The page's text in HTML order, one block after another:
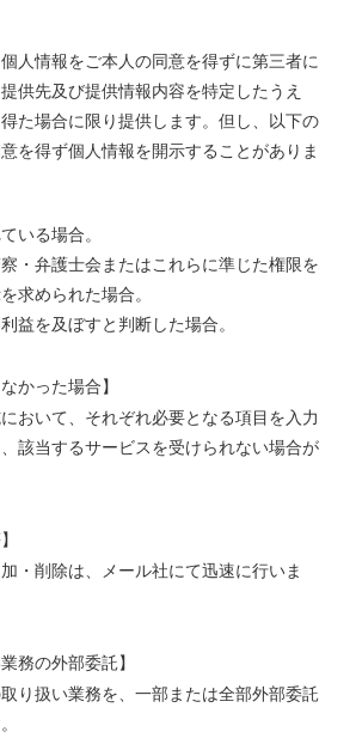
人情報をご本人の同意を得ずに第三者に
供先及び提供情報内容を特定したうえ
た場合に限り提供します。但し、以下の
を得ず個人情報を開示することがありま
いる場合。
・弁護士会またはこれらに準じた権限を
求められた場合。
益を及ぼすと判断した場合。
かった場合】
おいて、それぞれ必要となる項目を入力
該当するサービスを受けられない場合が
・削除は、メール社にて迅速に行いま
務の外部委託】
り扱い業務を、一部または全部外部委託